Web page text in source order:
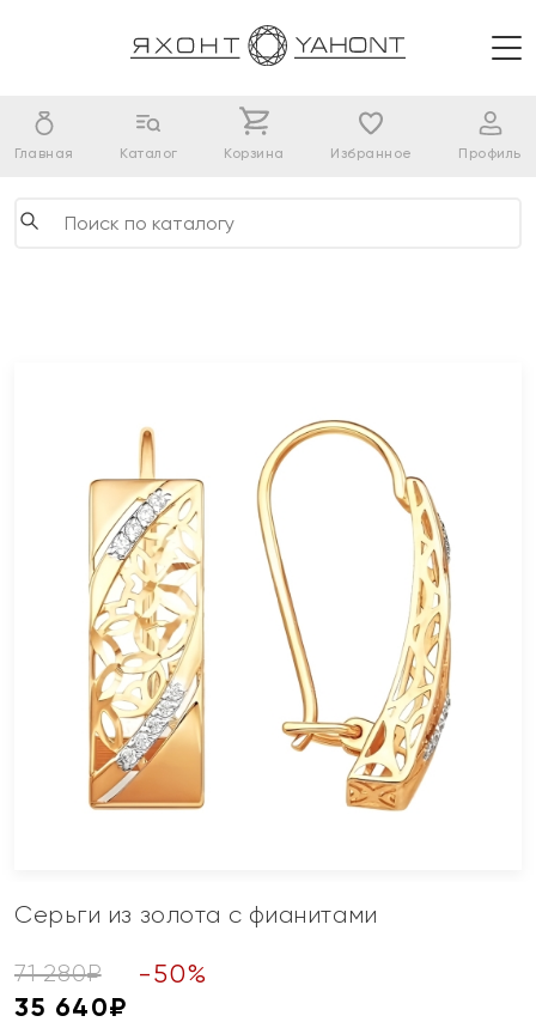
Главная Каталог Корзина Избранное Профиль
Серьги из золота с фианитами
71 280₽ -50%
35 640₽